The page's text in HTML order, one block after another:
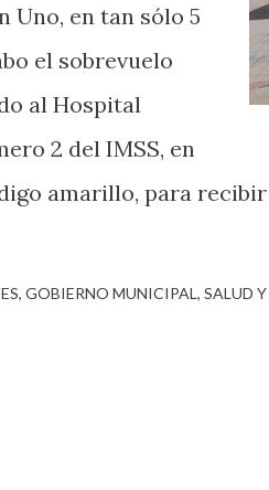
Uno, en tan sólo 5
el sobrevuelo
al Hospital
2 del IMSS, en
amarillo, para
GOBIERNO MUNICIPAL SALUD